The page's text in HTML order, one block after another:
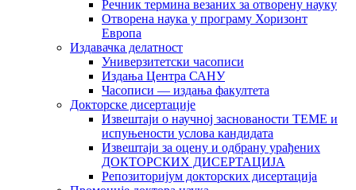
Рeчник термина везаних за отворену науку
Отворена наука у програму Хоризонт
Европа
Издавачка делатност
Универзитетски часописи
Издања Центра САНУ
Часописи — издања факултета
Докторске дисертације
Извештаји о научној заснованости ТЕМЕ и
испуњености услова кандидата
Извештаји за оцену и одбрану урађених
ДОКТОРСКИХ ДИСЕРТАЦИЈА
Репозиторијум докторских дисертација